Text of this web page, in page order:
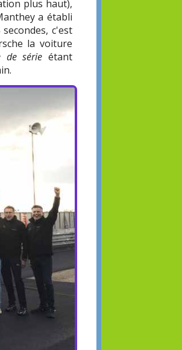
plus haut),
a établi
c'est
la voiture
de série étant